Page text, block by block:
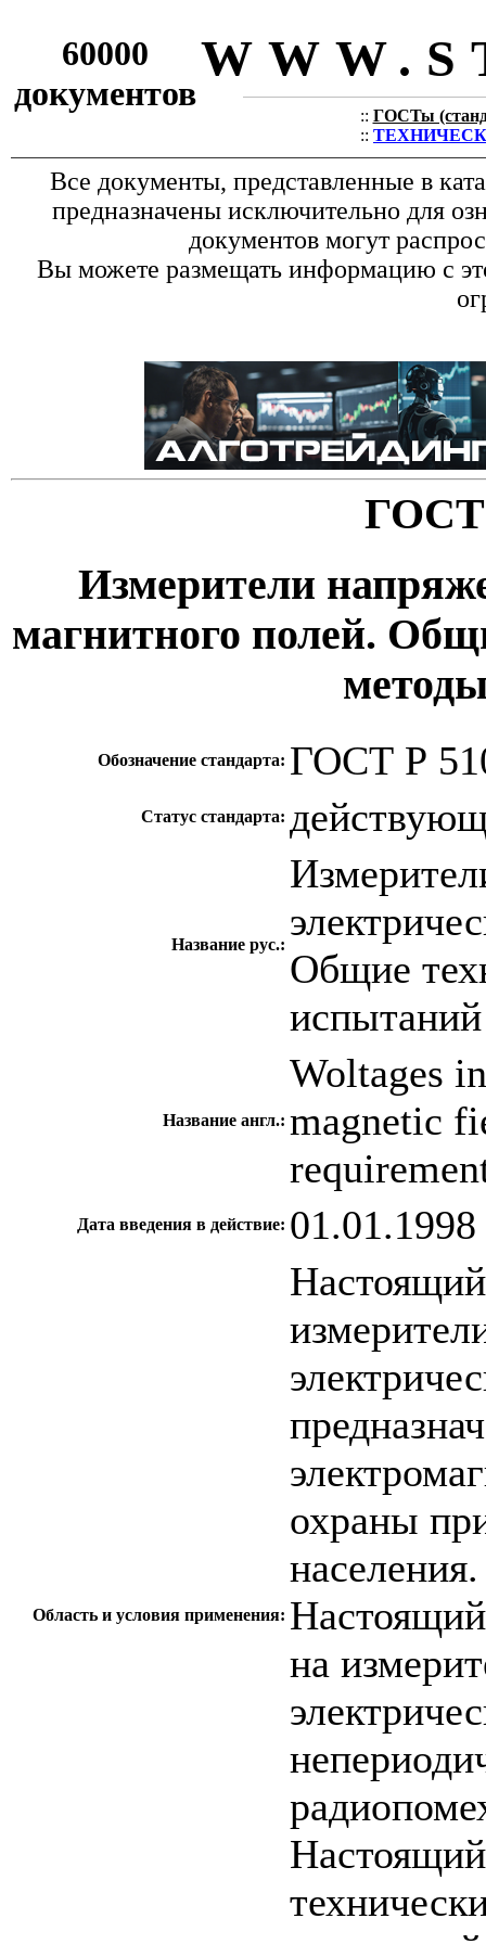
60000
документов
:: ГОСТы
::
Все документы, представленные в
предназначены исключительно для
документов могут
Вы можете размещать информацию с
ГОСТ
Измерители
магнитного полей.
Обозначение стандарта: ГОСТ Р
Статус стандарта:
Название рус.:
Общие
испытаний
Название англ.:
Woltages
magnetic
Дата введения в действие: 01.01.1998
Область и условия применения:
Настоящий
охраны
населения.
Настоящий
на